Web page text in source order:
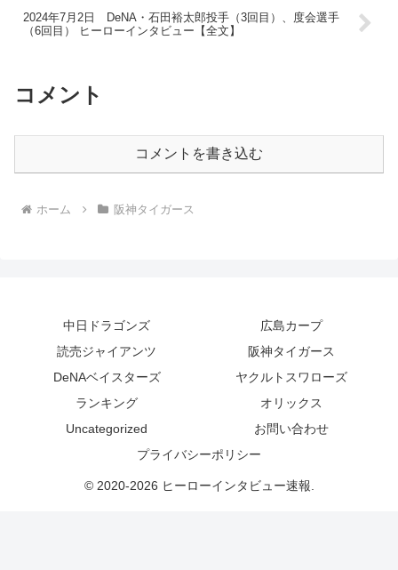
2024年7月2日 DeNA・石田裕太郎投手（3回目）、度会選手
（6回目） ヒーローインタビュー【全文】
コメント
コメントを書き込む
ホーム 阪神タイガース
中日ドラゴンズ
広島カープ
読売ジャイアンツ
阪神タイガース
DeNAベイスターズ
ヤクルトスワローズ
ランキング
オリックス
Uncategorized
お問い合わせ
プライバシーポリシー
© 2020-2026 ヒーローインタビュー速報.